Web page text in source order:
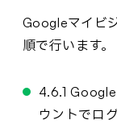
Googleマイビ
順で行います。
4.6.1
ウントでロ